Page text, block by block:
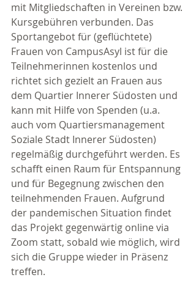
mit Mitgliedschaften in Vereinen bzw.
Kursgebühren verbunden. Das
Sportangebot für (geflüchtete)
Frauen von CampusAsyl ist für die
Teilnehmerinnen kostenlos und
richtet sich gezielt an Frauen aus
dem Quartier Innerer Südosten und
kann mit Hilfe von Spenden (u.a.
auch vom Quartiersmanagement
Soziale Stadt Innerer Südosten)
regelmäßig durchgeführt werden. Es
schafft einen Raum für Entspannung
und für Begegnung zwischen den
teilnehmenden Frauen. Aufgrund
der pandemischen Situation findet
das Projekt gegenwärtig online via
Zoom statt, sobald wie möglich, wird
sich die Gruppe wieder in Präsenz
treffen.